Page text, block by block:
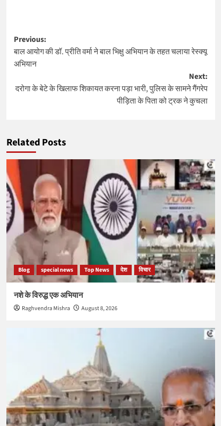
Post
navigation
Previous:
बाल आयोग की डॉ. प्रीति वर्मा ने बाल भिक्षु अभियान के तहत चलाया रेस्क्यू
अभियान
Next:
दरोगा के बेटे के खिलाफ शिकायत करना पड़ा भारी, पुलिस के सामने गैंगरेप
पीड़िता के पिता को ट्रक ने कुचला
Related Posts
Blog special news Top News देश विचार
नशे के विरुद्ध एक अभियान
Raghvendra Mishra August 8, 2026